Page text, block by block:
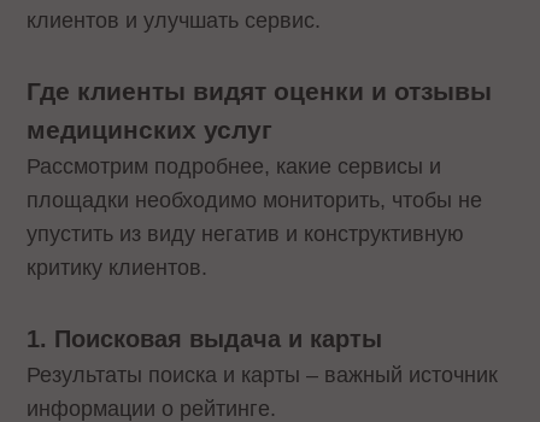
клиентов и улучшать сервис.
Где клиенты видят оценки и отзывы
медицинских услуг
Рассмотрим подробнее, какие сервисы и
площадки необходимо мониторить, чтобы не
упустить из виду негатив и конструктивную
критику клиентов.
1. Поисковая выдача и карты
Результаты поиска и карты – важный источник
информации о рейтинге.